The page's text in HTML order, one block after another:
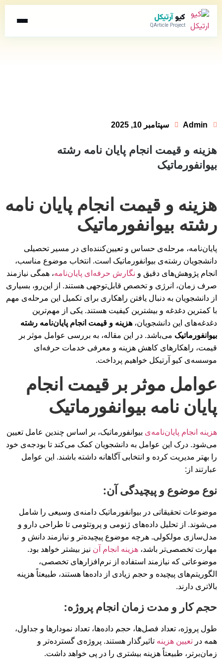
کیوآرتیکل
QArticle Project
Admin سپتامبر 10, 2025
هزینه و قیمت انجام پایان نامه رشته
بیوانفورماتیک
هزینه و قیمت انجام پایان نامه
رشته بیوانفورماتیک
پایان‌نامه، مرحله‌ی حساس و تعیین‌کننده‌ای در مسیر تحصیلی
دانشجویان رشته‌ی بیوانفورماتیک است. انتخاب موضوع مناسب،
انجام پژوهش‌های دقیق و نگارش حرفه‌ای پایان‌نامه، همگی نیازمند
صرف زمان، انرژی و تخصص قابل‌توجهی هستند. از این‌رو، بسیاری
از دانشجویان به دنبال یافتن راهکاری برای تکمیل این مرحله‌ی مهم
با کمترین دغدغه و بیشترین کیفیت هستند. یکی از مهم‌ترین
دغدغه‌های این دانشجویان، هزینه و قیمت انجام پایان‌نامه رشته
بیوانفورماتیک می‌باشد. در این مقاله، به بررسی عوامل موثر بر
قیمت، راهکارهای کاهش هزینه و معرفی خدمات حرفه‌ای
موسسه‌ی کیو آرتیکل خواهیم پرداخت.
عوامل موثر بر قیمت انجام
پایان نامه بیوانفورماتیک
هزینه انجام پایان‌نامه‌ی بیوانفورماتیک، بر اساس چندین عامل تعیین
می‌شود. درک این عوامل به دانشجویان کمک می‌کند تا بودجه‌ی خود
را بهتر مدیریت کرده و انتخابی آگاهانه داشته باشند. این عوامل
عبارتند از:
نوع موضوع و پیچیدگی آن:
موضوعات تحقیقاتی در بیوانفورماتیک دامنه‌ی وسیعی را شامل
می‌شوند. از تحلیل داده‌های ژنومی و پروتئومی تا طراحی دارو و
مدل‌سازی مولکولی. هرچه موضوع پیچیده‌تر و نیازمند دانش و
مهارت تخصصی‌تر باشد، هزینه انجام آن نیز بیشتر خواهد بود.
موضوعاتی که نیازمند استفاده از نرم‌افزارهای تخصصی،
الگوریتم‌های پیچیده و حجم زیادی از داده‌ها هستند، طبیعتاً هزینه
بالاتری دارند.
حجم کار و مدت زمان انجام پروژه:
طول پروژه، تعداد فصل‌ها، حجم داده‌ها، تعداد نمودارها و جداول،
همه در تعیین هزینه تاثیرگذار هستند. پروژه‌ی گسترده‌تر و
زمان‌برتر، طبیعتاً هزینه بیشتری را در پی خواهد داشت.